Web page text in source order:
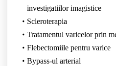
investigatiilor imagistice
Scleroterapia
Tratamentul varicelor prin
Flebectomiile pentru varice
Bypass-ul arterial